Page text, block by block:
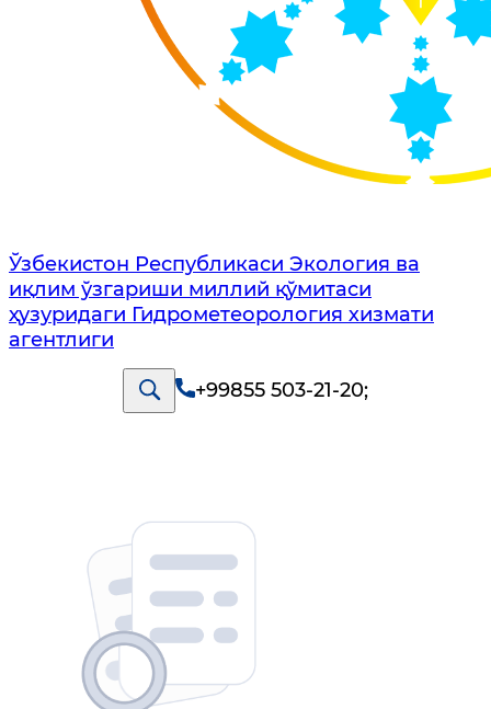
Ўзбекистон Республикаси Экология ва
иқлим ўзгариши миллий қўмитаси
ҳузуридаги Гидрометеорология хизмати
агентлиги
+99855 503-21-20;